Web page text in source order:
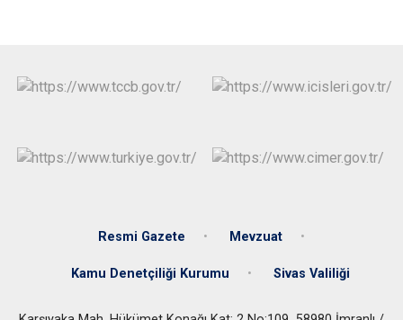
Resmi Gazete Mevzuat
Kamu Denetçiliği Kurumu Sivas Valiliği